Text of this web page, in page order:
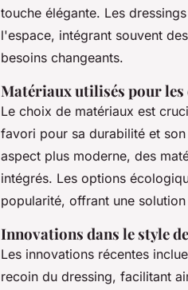
touche élégante. Les
l'espace, intégrant souvent
besoins changeants.
Matériaux utilisés pour les
Le choix de matériaux est
favori pour sa durabilité et
aspect plus moderne, des
intégrés. Les options
popularité, offrant une
Innovations dans le style
Les innovations récentes
recoin du dressing, facilitant